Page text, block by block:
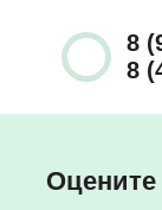
8
8
Оцените